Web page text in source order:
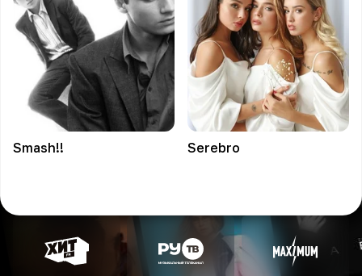
Smash!! Serebro